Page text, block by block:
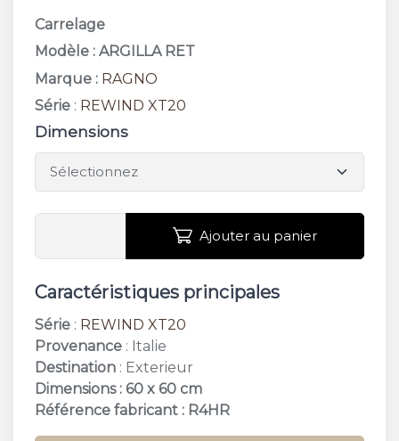
Carrelage
Modèle : ARGILLA RET
Marque : RAGNO
Série : REWIND XT20
Dimensions
Ajouter au panier
Caractéristiques principales
Série : REWIND XT20
Provenance : Italie
Destination : Exterieur
Dimensions : 60 x 60 cm
Référence fabricant : R4HR